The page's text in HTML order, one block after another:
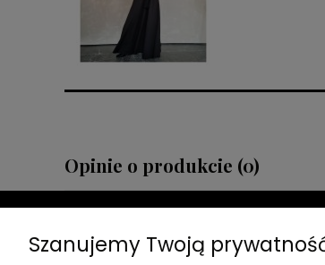
Opinie o produkcie (0)
Szanujemy Twoją